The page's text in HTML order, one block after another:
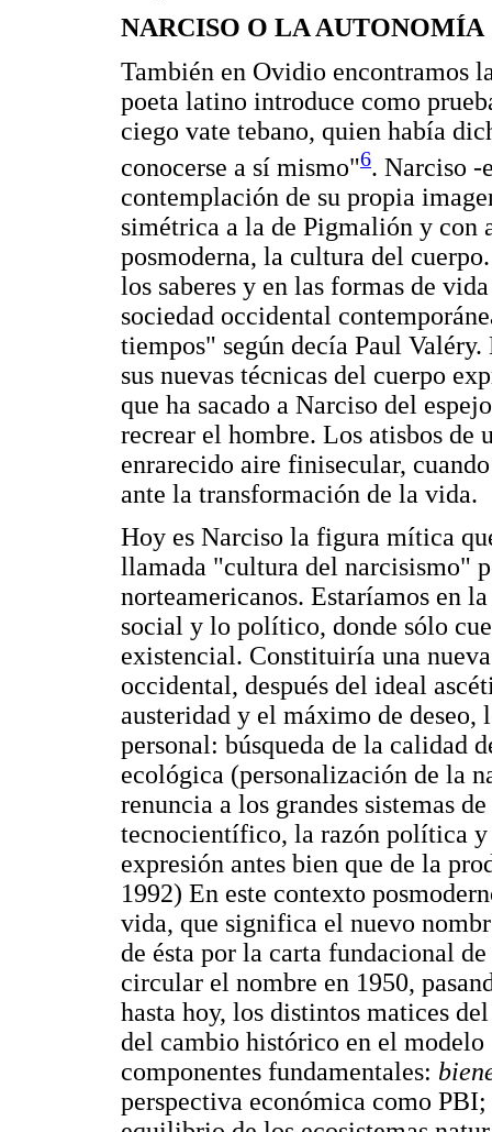
NARCISO O LA AUTONOMÍA
También en Ovidio encontramos
poeta latino introduce como
ciego vate tebano, quien había
conocerse a sí mismo"6. Narciso -
contemplación de su propia
simétrica a la de Pigmalión y con
posmoderna, la cultura del
los saberes y en las formas de
sociedad occidental
tiempos" según decía Paul
sus nuevas técnicas del cuerpo
que ha sacado a Narciso del
recrear el hombre. Los atisbos de
enrarecido aire finisecular,
ante la transformación de la vida.
Hoy es Narciso la figura mítica
llamada "cultura del narcisismo"
norteamericanos. Estaríamos en
social y lo político, donde sólo
existencial. Constituiría una
occidental, después del ideal
austeridad y el máximo de
personal: búsqueda de la calidad
ecológica (personalización de la
renuncia a los grandes sistemas
tecnocientífico, la razón política
expresión antes bien que de la
1992) En este contexto
vida, que significa el nuevo
de ésta por la carta fundacional
circular el nombre en 1950,
hasta hoy, los distintos matices
del cambio histórico en el
componentes fundamentales:
perspectiva económica como PBI;